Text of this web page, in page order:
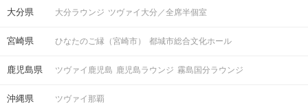
大分県 大分ラウンジ ツヴァイ大分／全席半個室
宮崎県 ひなたのご縁（宮崎市） 都城市総合文化ホール
鹿児島県 ツヴァイ鹿児島 鹿児島ラウンジ 霧島国分ラウンジ
沖縄県 ツヴァイ那覇